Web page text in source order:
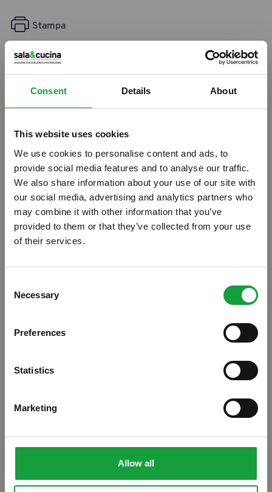
Consent Details About
This website uses cookies
We use cookies to personalise content and ads, to
provide social media features and to analyse our traffic.
We also share information about your use of our site with
our social media, advertising and analytics partners who
may combine it with other information that you’ve
provided to them or that they’ve collected from your use
of their services.
Selection
Necessary
Preferences
Statistics
Marketing
Allow all
Bernardo Caprotti lascia la
presidenza di Esselunga
Stampa
04/10/2011
ISCRIVITI ALLA NEWSLETTER
Resta aggiornato su tutte le ultime novita nel campo